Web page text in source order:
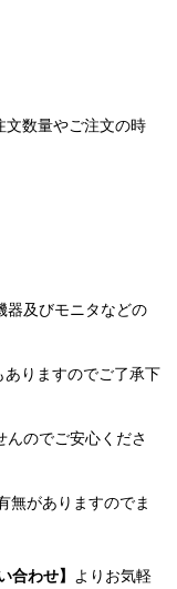
数量やご注文の時
器及びモニタなどの
りますのでご了承下
でご安心くださ
がありますのでま
合わせ】
よりお気軽